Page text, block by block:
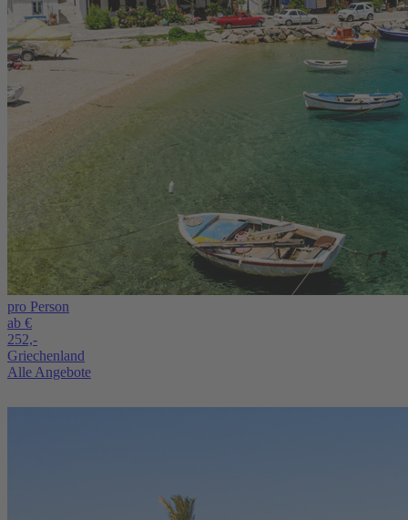
pro Person
ab €
252,-
Griechenland
Alle Angebote